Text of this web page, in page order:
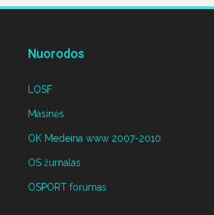
Nuorodos
LOSF
Masinės
OK Medeina www 2007-2010
OS žurnalas
OSPORT forumas